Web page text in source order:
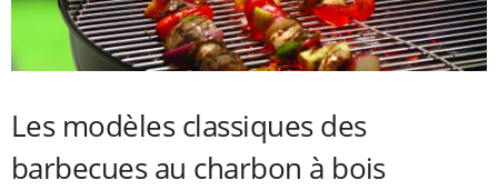
Les modèles classiques des
barbecues au charbon à bois